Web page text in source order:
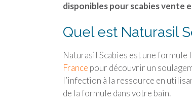
disponibles pour scabies vente
Quel est Naturasil
Naturasil Scabies est une formule
France pour découvrir un
l’infection à la ressource en
de la formule dans votre bain.